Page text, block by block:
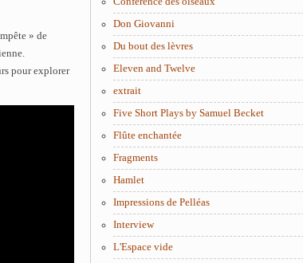
» de
pour explorer
Don Giovanni
Du bout des lèvres
Eleven and Twelve
extrait
Five Short Plays by Samuel Becket
Flûte enchantée
Fragments
Hamlet
Impressions de Pelléas
Interview
L'Espace vide